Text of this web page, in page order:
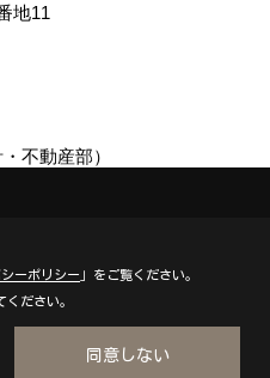
地11
不動産部）
Reserved.
ーポリシー 」をご覧ください。
ださい。
同意しない